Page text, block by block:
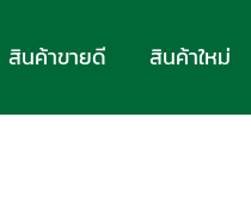
สินค้าขายดี สินค้าใหม่